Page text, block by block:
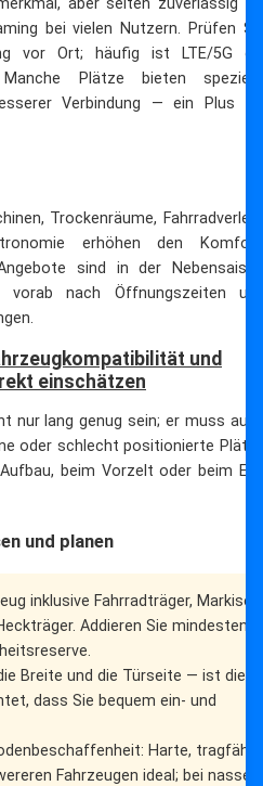
aber selten zuverlässig
bei vielen Nutzern. Prüfen
vor Ort; häufig ist LTE/5G
Plätze bieten
Verbindung — ein Plus
Trockenräume,
erhöhen den
sind in der
vorab nach Öffnungszeiten
und
einschätzen
nur lang genug sein; er muss
oder schlecht positionierte
beim Vorzelt oder beim
und planen
inklusive Fahrradträger, Markise
Addieren Sie mindestens
Breite und die Türseite — ist die
dass Sie bequem ein- und
Harte,
Fahrzeugen ideal; bei